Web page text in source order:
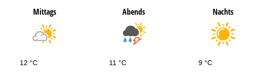
Mittags Abends Nachts
12 °C 11 °C 9 °C